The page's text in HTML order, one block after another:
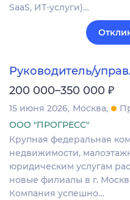
SaaS, ИТ-услуги)…
Руководитель/
200 000–350 000 ₽
15 июня 2026 Москва
ООО "ПРОГРЕСС"
Крупная федеральная
недвижимости,
юридическим услугам
новые филиалы в г.
Компания успешно…